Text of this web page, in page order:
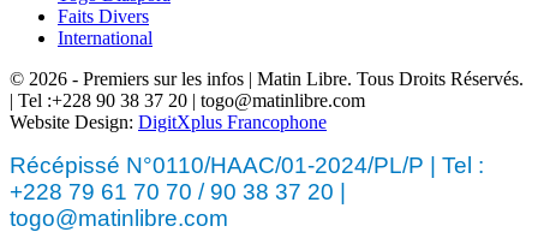
Faits Divers
International
© 2026 - Premiers sur les infos | Matin Libre. Tous Droits Réservés.
| Tel :+228 90 38 37 20 | togo@matinlibre.com
Website Design: DigitXplus Francophone
Récépissé N°0110/HAAC/01-2024/PL/P | Tel :
+228 79 61 70 70 / 90 38 37 20 |
togo@matinlibre.com